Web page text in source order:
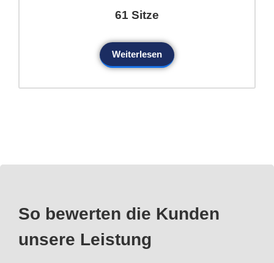
61 Sitze
Weiterlesen
So bewerten die Kunden
unsere Leistung